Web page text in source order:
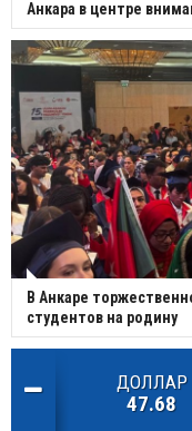
Анкара в центре
В Анкаре
студентов на родину
ДОЛЛАР
47.68